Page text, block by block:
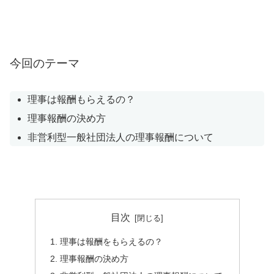
今回のテーマ
理事は報酬もらえるの？
理事報酬の決め方
非営利型一般社団法人の理事報酬について
目次
理事は報酬をもらえるの？
理事報酬の決め方